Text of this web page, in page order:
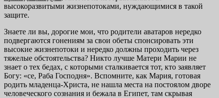
высокоразвитыми жизнепотоками, нуждающимися в такой
защите.
Знаете ли вы, дорогие мои, что родители аватаров нередко
подвергаются гонениям за свои обеты спонсировать эти
высокие жизнепотоки и нередко должны проходить через
тяжелые обстоятельства? Никто лучше Матери Марии не
знает о тех бедах, с которыми сталкивается тот, кто заявляет
Богу: «се, Раба Господня». Вспомните, как Мария, готовая
родить младенца-Христа, не нашла места на постоялом дворе
человеческого сознания и бежала в Египет, там скрывая